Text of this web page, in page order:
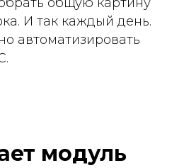
общую картину
И так каждый день.
автоматизировать
модуль